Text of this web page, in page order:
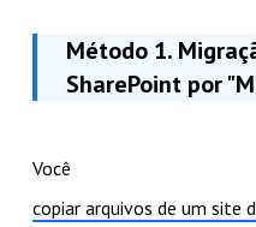
Método 1.
SharePoint por
copiar arquivos de um site